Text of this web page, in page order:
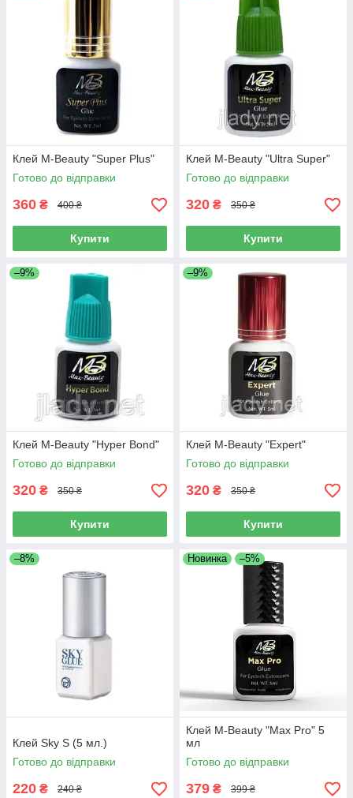
Клей M-Beauty "Super Plus"
Готово до відправки
360 ₴ 400 ₴
Купити
Клей M-Beauty "Ultra Super"
Готово до відправки
320 ₴ 350 ₴
Купити
–9%
Клей M-Beauty "Hyper Bond"
Готово до відправки
320 ₴ 350 ₴
Купити
–9%
Клей M-Beauty "Expert"
Готово до відправки
320 ₴ 350 ₴
Купити
–8%
Клей Sky S (5 мл.)
Готово до відправки
220 ₴ 240 ₴
Новинка –5%
Клей M-Beauty "Max Pro" 5
мл
Готово до відправки
379 ₴ 399 ₴